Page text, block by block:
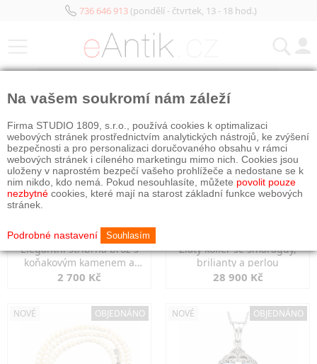
736 646 913(pondělí - čtvrtek, 13 - 18 hod.)
Elegantní stříbrná brož s
koňakovým kamenem a
markazity
2 700 Kč
Zlatý kolier se smaragdy,
brilianty a perlou
28 900 Kč
NOVÉ OBJEDNÁNO NOVÉ OBJEDNÁNO
Na vašem soukromí nám záleží
Firma STUDIO 1809, s.r.o., používá cookies k optimalizaci
webových stránek prostřednictvím analytických nástrojů, ke zvýšení
bezpečnosti a pro personalizaci doručovaného obsahu v rámci
webových stránek i cíleného marketingu mimo nich. Cookies jsou
uloženy v naprostém bezpečí vašeho prohlížeče a nedostane se k
nim nikdo, kdo nemá. Pokud nesouhlasíte, můžete povolit pouze
nezbytné cookies, které mají na starost základní funkce webových
stránek.
Podrobné nastavení Souhlasím